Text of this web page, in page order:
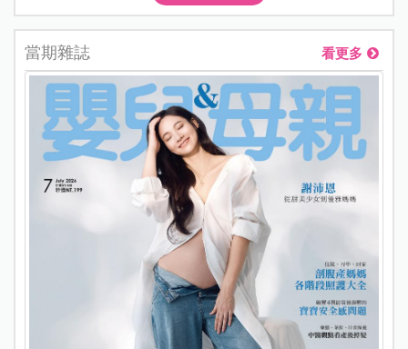
當期雜誌 看更多